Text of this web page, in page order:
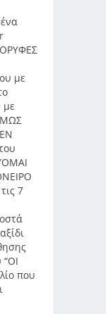
με
7
που